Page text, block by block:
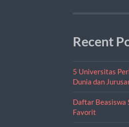
Recent
5 Universitas
Dunia dan
Daftar Beasiswa
Favorit